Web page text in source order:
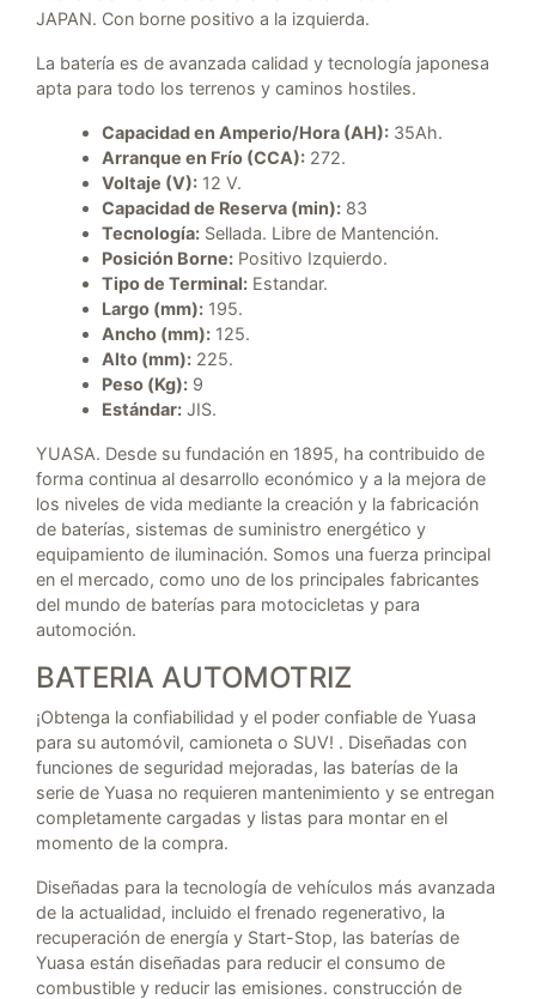
JAPAN. Con borne positivo a la izquierda.
La batería es de avanzada calidad y tecnología japonesa
apta para todo los terrenos y caminos hostiles.
Capacidad en Amperio/Hora (AH): 35Ah.
Arranque en Frío (CCA): 272.
Voltaje (V): 12 V.
Capacidad de Reserva (min): 83
Tecnología: Sellada. Libre de Mantención.
Posición Borne: Positivo Izquierdo.
Tipo de Terminal: Estandar.
Largo (mm): 195.
Ancho (mm): 125.
Alto (mm): 225.
Peso (Kg): 9
Estándar: JIS.
YUASA. Desde su fundación en 1895, ha contribuido de
forma continua al desarrollo económico y a la mejora de
los niveles de vida mediante la creación y la fabricación
de baterías, sistemas de suministro energético y
equipamiento de iluminación. Somos una fuerza principal
en el mercado, como uno de los principales fabricantes
del mundo de baterías para motocicletas y para
automoción.
BATERIA AUTOMOTRIZ
¡Obtenga la confiabilidad y el poder confiable de Yuasa
para su automóvil, camioneta o SUV! . Diseñadas con
funciones de seguridad mejoradas, las baterías de la
serie de Yuasa no requieren mantenimiento y se entregan
completamente cargadas y listas para montar en el
momento de la compra.
Diseñadas para la tecnología de vehículos más avanzada
de la actualidad, incluido el frenado regenerativo, la
recuperación de energía y Start-Stop, las baterías de
Yuasa están diseñadas para reducir el consumo de
combustible y reducir las emisiones. construcción de